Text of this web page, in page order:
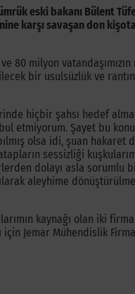
eski bakanı Bülent
karşı savaşan don
80 milyon
bir usulsüzlük ve
hiçbir şahsı hedef
etmiyorum. Şayet bu
olsa idi, şuan
sessizliği
dolayı asla sorumlu
aleyhime
kaynağı olan iki
Jemar Mühendislik